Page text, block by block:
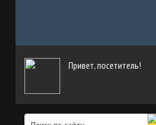
Привет, посетитель!